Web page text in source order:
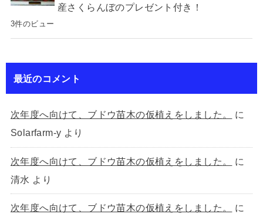
産さくらんぼのプレゼント付き！
3件のビュー
最近のコメント
次年度へ向けて、ブドウ苗木の仮植えをしました。
に
Solarfarm-y より
次年度へ向けて、ブドウ苗木の仮植えをしました。
に
清水 より
次年度へ向けて、ブドウ苗木の仮植えをしました。
に